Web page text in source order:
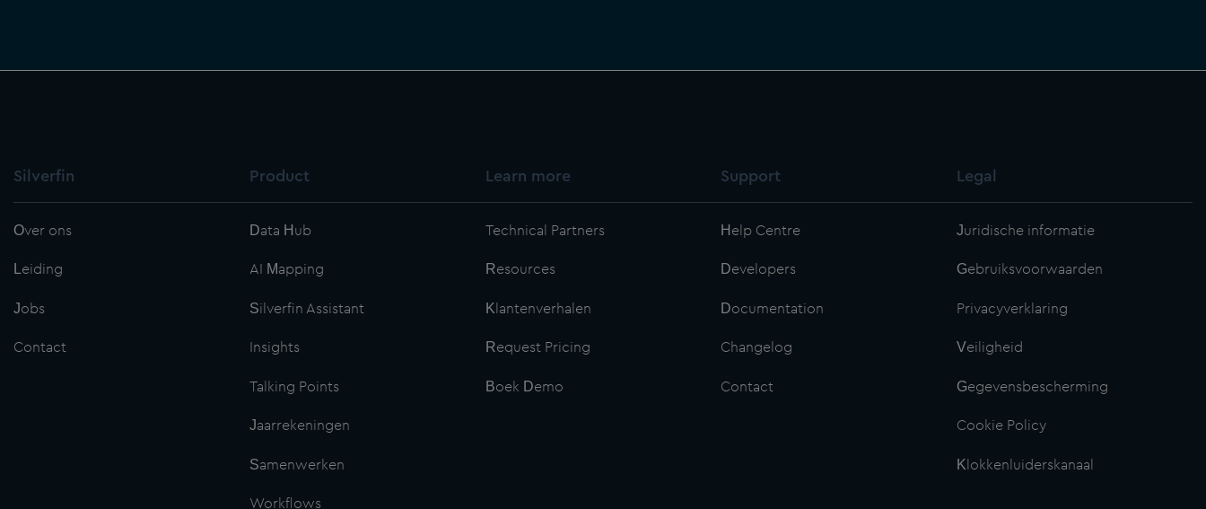
Silverfin
Over ons
Leiding
Jobs
Contact
Product
Data Hub
AI Mapping
Silverfin Assistant
Insights
Talking Points
Jaarrekeningen
Samenwerken
Workflows
Learn more
Technical Partners
Resources
Klantenverhalen
Request Pricing
Boek Demo
Support
Help Centre
Developers
Documentation
Changelog
Contact
Legal
Juridische informatie
Gebruiksvoorwaarden
Privacyverklaring
Veiligheid
Gegevensbescherming
Cookie Policy
Klokkenluiderskanaal